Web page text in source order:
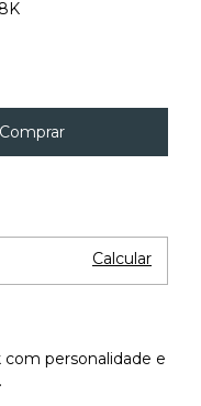
Calcular
personalidade e